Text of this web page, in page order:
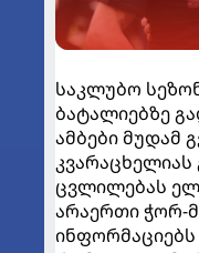
საკლუბო
ბატალიებზე
ამბები მუდამ
ცვლილებას
არაერთი ჭორ-